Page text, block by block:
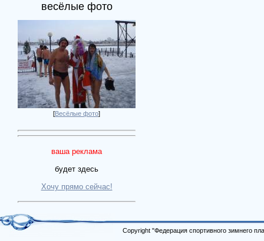
весёлые фото
[Весёлые фото]
ваша реклама
будет здесь
Хочу прямо сейчас!
Copyright "Федерация спортивного зимнего